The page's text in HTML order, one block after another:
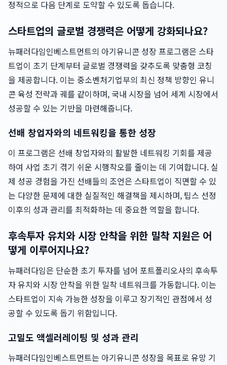
정적으로 다음 단계로 도약할 수 있도록 돕습니다.
스타트업의 글로벌 경쟁력은 어떻게 강화되나요?
뉴패러다임인베스트먼트의 아기유니콘 성장 프로그램은 스타
트업이 초기 단계부터 글로벌 경쟁력을 갖추도록 맞춤형 코칭
을 제공합니다. 이는 중소벤처기업부의 최신 정책 방향인 유니
콘 육성 전략과 궤를 같이하며, 국내 시장을 넘어 세계 시장에서
성공할 수 있는 기반을 마련해줍니다.
선배 창업자와의 네트워킹을 통한 성장
이 프로그램은 선배 창업자와의 활발한 네트워킹 기회를 제공
하여 사업 초기 겪기 쉬운 시행착오를 줄이는 데 기여합니다. 실
제 성공 경험을 가진 선배들의 조언은 스타트업이 직면할 수 있
는 다양한 문제에 대한 실질적인 해결책을 제시하며, 팁스 선정
이후의 성과 관리를 최적화하는 데 중요한 역할을 합니다.
후속투자 유치와 시장 안착을 위한 밀착 지원은 어
떻게 이루어지나요?
뉴패러다임은 단순한 초기 투자를 넘어 포트폴리오사의 후속투
자 유치와 시장 안착을 위한 밀착 네트워크를 가동합니다. 이는
스타트업이 지속 가능한 성장을 이루고 장기적인 관점에서 성
공할 수 있도록 돕기 위함입니다.
고밀도 액셀러레이팅 및 성과 관리
뉴패러다임인베스트먼트는 아기유니콘 성장을 목표로 유망 기